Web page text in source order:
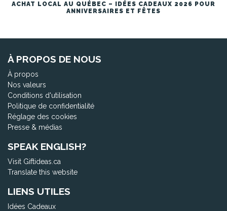
ACHAT LOCAL AU QUÉBEC – IDÉES CADEAUX 2026 POUR
ANNIVERSAIRES ET FÊTES
À PROPOS DE NOUS
À propos
Nos valeurs
Conditions d'utilisation
Politique de confidentialité
Réglage des cookies
Presse & médias
SPEAK ENGLISH?
Visit Giftideas.ca
Translate this website
LIENS UTILES
Idées Cadeaux